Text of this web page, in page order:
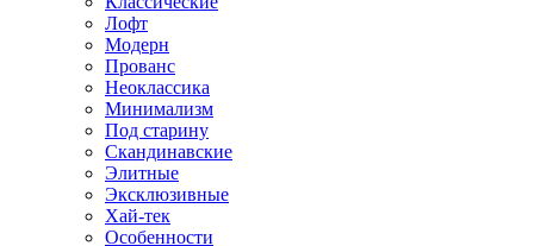
Лофт
Модерн
Прованс
Неоклассика
Минимализм
Под старину
Скандинавские
Элитные
Эксклюзивные
Хай-тек
Особенности